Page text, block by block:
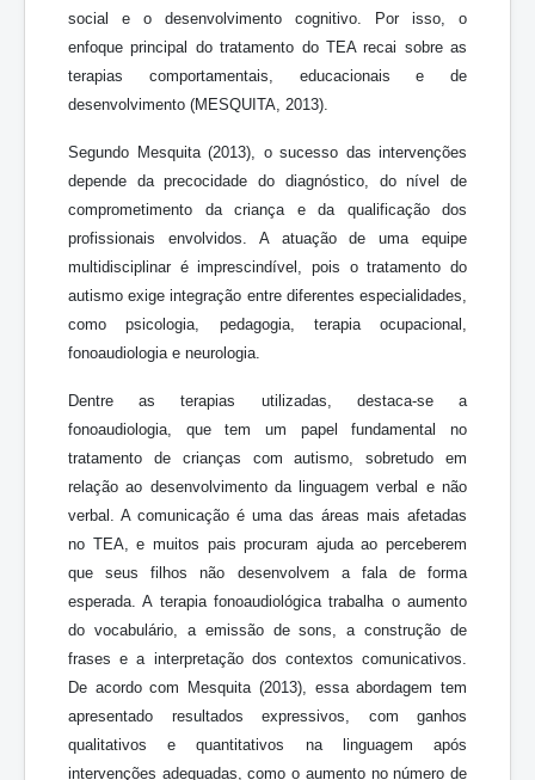
social e o desenvolvimento cognitivo. Por isso, o
enfoque principal do tratamento do TEA recai sobre as
terapias comportamentais, educacionais e de
desenvolvimento (MESQUITA, 2013).
Segundo Mesquita (2013), o sucesso das intervenções
depende da precocidade do diagnóstico, do nível de
comprometimento da criança e da qualificação dos
profissionais envolvidos. A atuação de uma equipe
multidisciplinar é imprescindível, pois o tratamento do
autismo exige integração entre diferentes especialidades,
como psicologia, pedagogia, terapia ocupacional,
fonoaudiologia e neurologia.
Dentre as terapias utilizadas, destaca-se a
fonoaudiologia, que tem um papel fundamental no
tratamento de crianças com autismo, sobretudo em
relação ao desenvolvimento da linguagem verbal e não
verbal. A comunicação é uma das áreas mais afetadas
no TEA, e muitos pais procuram ajuda ao perceberem
que seus filhos não desenvolvem a fala de forma
esperada. A terapia fonoaudiológica trabalha o aumento
do vocabulário, a emissão de sons, a construção de
frases e a interpretação dos contextos comunicativos.
De acordo com Mesquita (2013), essa abordagem tem
apresentado resultados expressivos, com ganhos
qualitativos e quantitativos na linguagem após
intervenções adequadas, como o aumento no número de